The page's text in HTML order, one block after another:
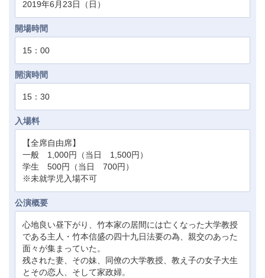
2019年6月23日（日）
開場時間
15：00
開演時間
15：30
入場料
【全席自由席】
一般 1,000円（当日 1,500円）
学生 500円（当日 700円）
※未就学児入場不可
公演概要
心地良い昼下がり、竹本家の居間には亡くなった大学教授
である主人・竹本信盛の四十九日法要の為、親交のあった
面々が集まっていた。
残された妻、その妹、同僚の大学教授、教え子の女子大生
とその恋人、そして家政婦。